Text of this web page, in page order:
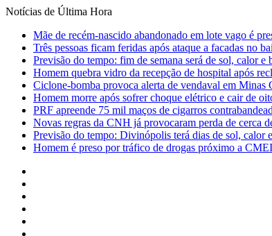
Notícias de Última Hora
Mãe de recém-nascido abandonado em lote vago é
Três pessoas ficam feridas após ataque a facadas no
Previsão do tempo: fim de semana será de sol, calor
Homem quebra vidro da recepção de hospital após
Ciclone-bomba provoca alerta de vendaval em
Homem morre após sofrer choque elétrico e cair de
PRF apreende 75 mil maços de cigarros
Novas regras da CNH já provocaram perda de cerca
Previsão do tempo: Divinópolis terá dias de sol, calor
Homem é preso por tráfico de drogas próximo a